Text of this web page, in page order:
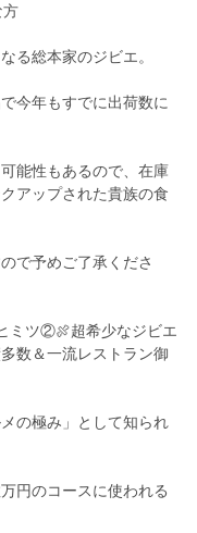
方
る総本家のジビエ。
今年もすでに出荷数に
能性もあるので、在庫
アップされた貴族の食
で予めご了承くださ
ミツ②🍖超希少なジビエ
数＆一流レストラン御
の極み」として知られ
円のコースに使われる